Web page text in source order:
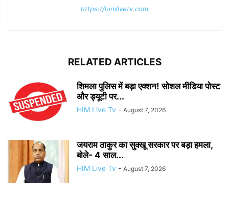
https://himlivetv.com
RELATED ARTICLES
शिमला पुलिस में बड़ा एक्शन! सोशल मीडिया पोस्ट
और ड्यूटी पर...
HIM Live Tv - August 7, 2026
जयराम ठाकुर का सुक्खू सरकार पर बड़ा हमला,
बोले- 4 साल...
HIM Live Tv - August 7, 2026